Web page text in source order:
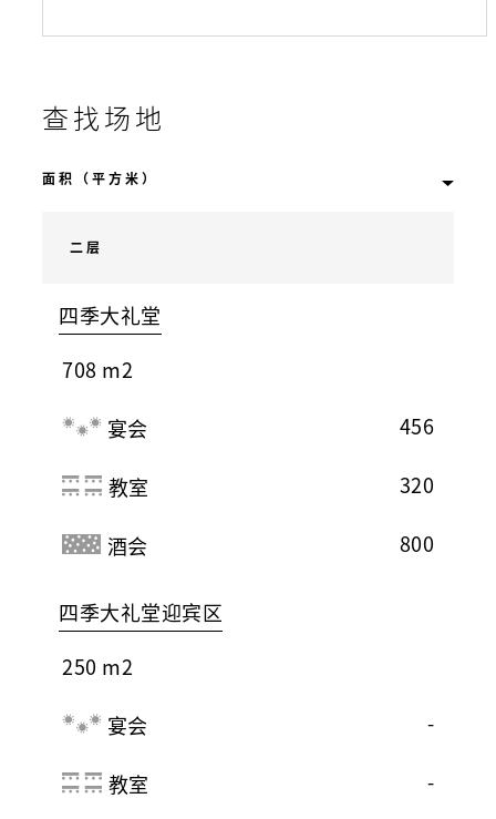
查找场地
二层
四季大礼堂
708 m2
宴会
456
教室 320
酒会 800
四季大礼堂迎宾区
250 m2
宴会
-
教室 -